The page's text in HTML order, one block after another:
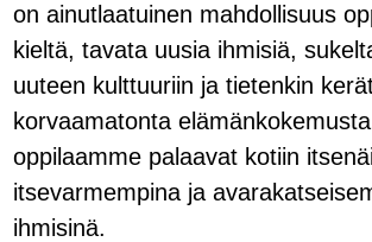
on ainutlaatuinen mahdollisuus
kieltä, tavata uusia ihmisiä,
uuteen kulttuuriin ja tietenkin
korvaamatonta
oppilaamme palaavat kotiin
itsevarmempina ja
ihmisinä.